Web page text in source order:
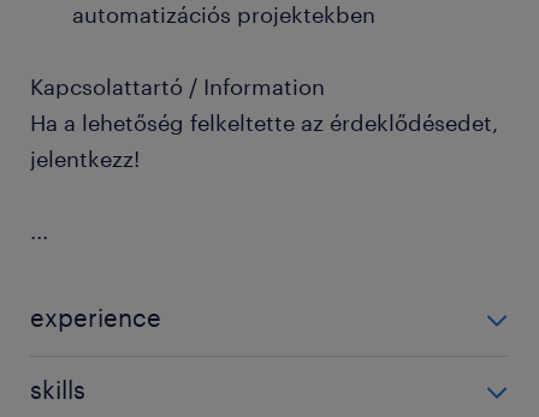
automatizációs projektekben
Kapcsolattartó / Information
Ha a lehetőség felkeltette az érdeklődésedet,
jelentkezz!
...
experience
skills